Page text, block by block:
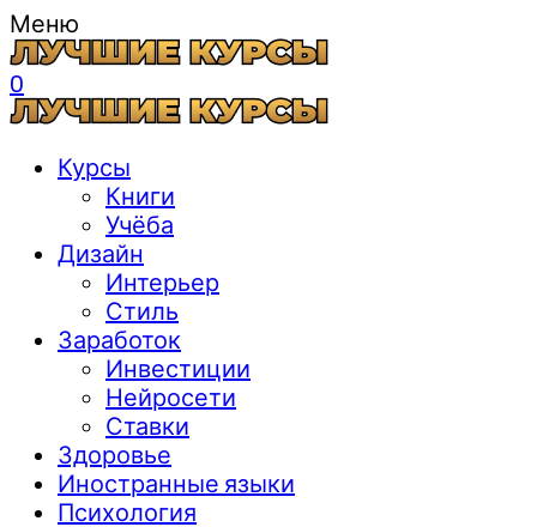
Меню
0
Курсы
Книги
Учёба
Дизайн
Интерьер
Стиль
Заработок
Инвестиции
Нейросети
Ставки
Здоровье
Иностранные языки
Психология